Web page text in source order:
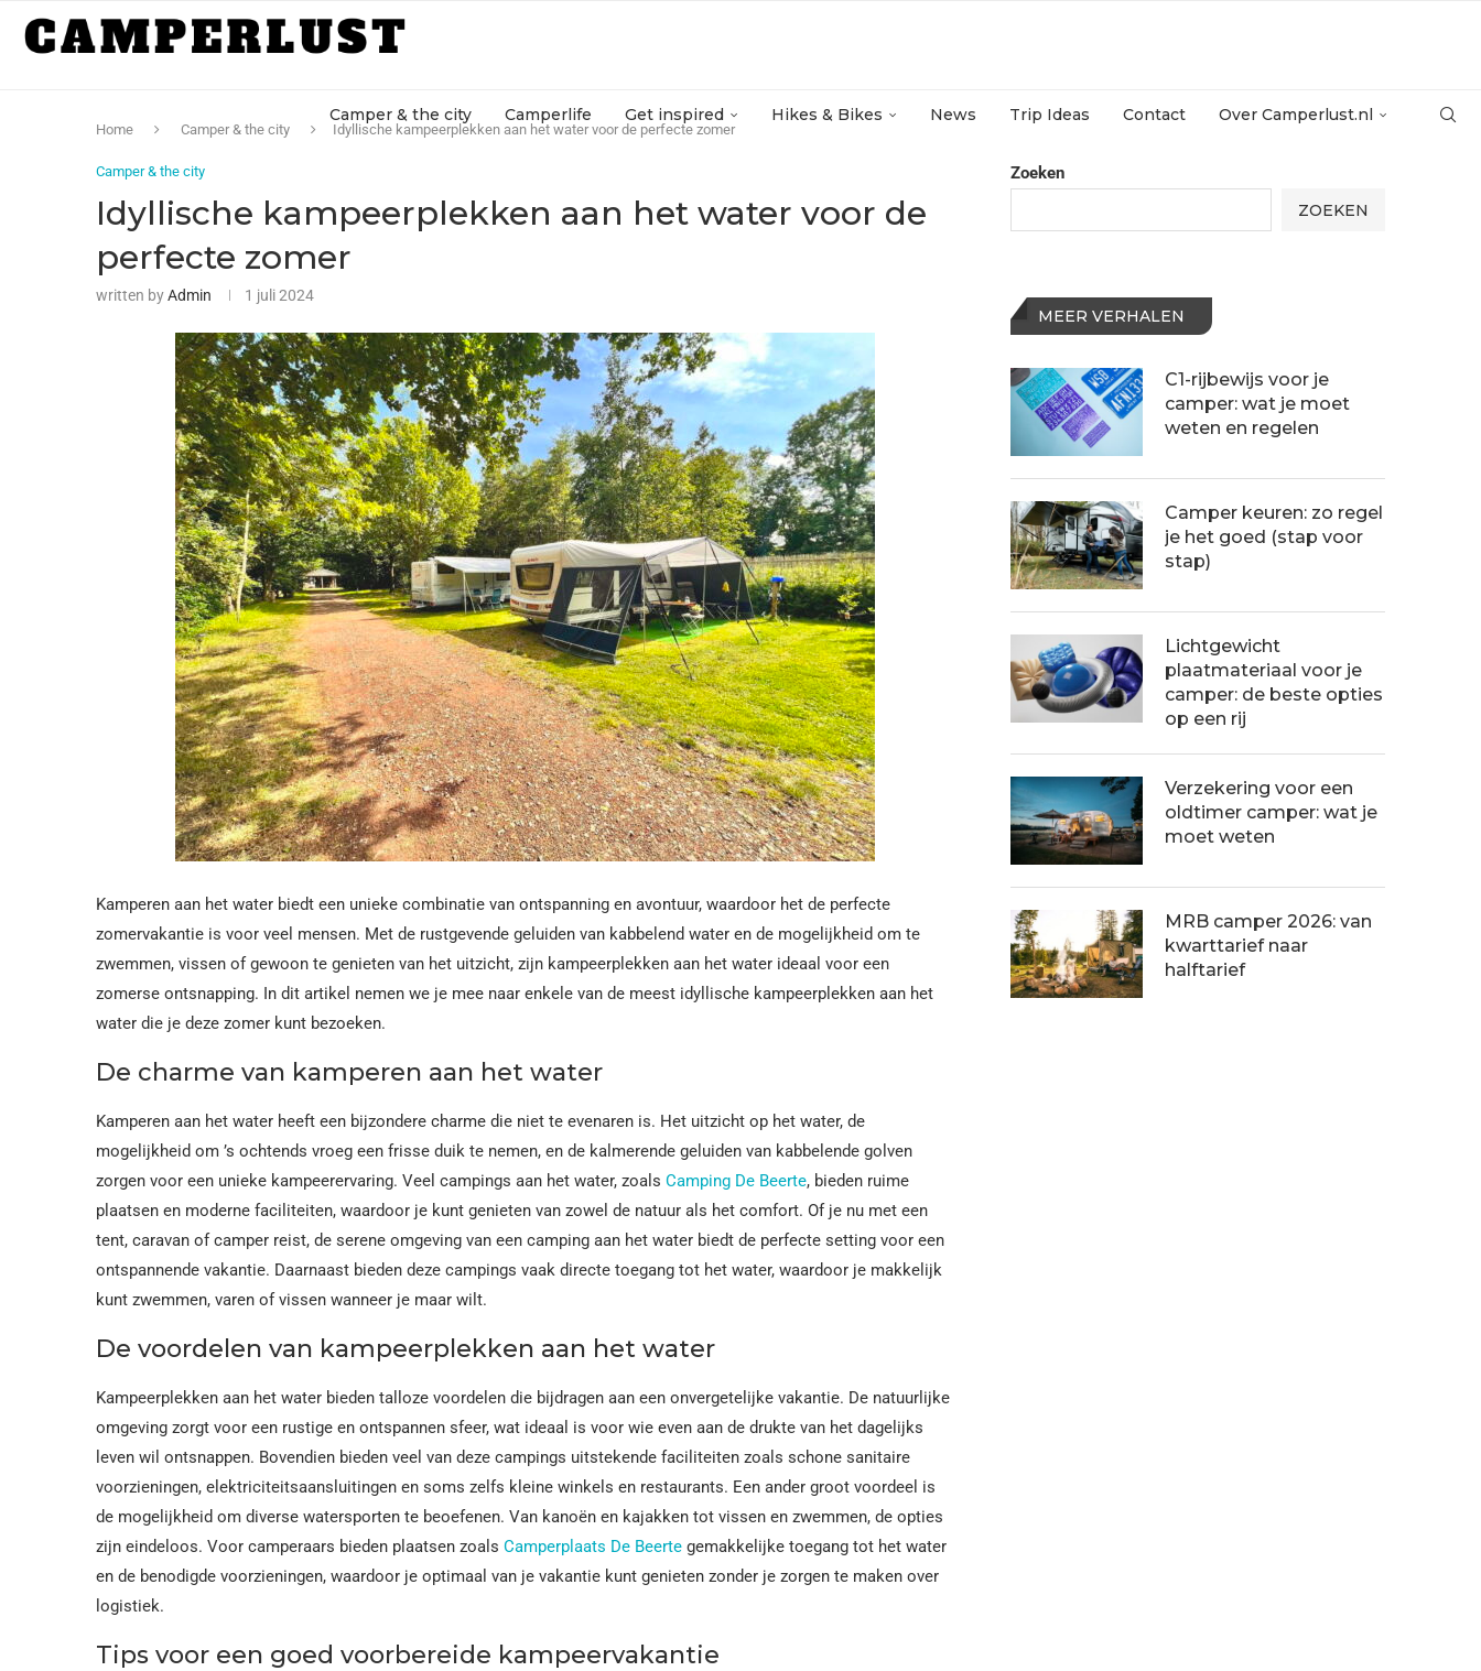
Camper & the city Camperlife Get inspired Hikes & Bikes News Trip Ideas Contact Over Camperlust.nl
Home Camper & the city Idyllische kampeerplekken aan het water voor de perfecte zomer
Camper & the city
Idyllische kampeerplekken aan het water voor de
perfecte zomer
written byAdmin 1 juli 2024
Kamperen aan het water biedt een unieke combinatie van ontspanning en avontuur, waardoor het de perfecte
zomervakantie is voor veel mensen. Met de rustgevende geluiden van kabbelend water en de mogelijkheid om te
zwemmen, vissen of gewoon te genieten van het uitzicht, zijn kampeerplekken aan het water ideaal voor een
zomerse ontsnapping. In dit artikel nemen we je mee naar enkele van de meest idyllische kampeerplekken aan het
water die je deze zomer kunt bezoeken.
De charme van kamperen aan het water
Kamperen aan het water heeft een bijzondere charme die niet te evenaren is. Het uitzicht op het water, de
mogelijkheid om ’s ochtends vroeg een frisse duik te nemen, en de kalmerende geluiden van kabbelende golven
zorgen voor een unieke kampeerervaring. Veel campings aan het water, zoals Camping De Beerte, bieden ruime
plaatsen en moderne faciliteiten, waardoor je kunt genieten van zowel de natuur als het comfort. Of je nu met een
tent, caravan of camper reist, de serene omgeving van een camping aan het water biedt de perfecte setting voor een
ontspannende vakantie. Daarnaast bieden deze campings vaak directe toegang tot het water, waardoor je makkelijk
kunt zwemmen, varen of vissen wanneer je maar wilt.
De voordelen van kampeerplekken aan het water
Kampeerplekken aan het water bieden talloze voordelen die bijdragen aan een onvergetelijke vakantie. De natuurlijke
omgeving zorgt voor een rustige en ontspannen sfeer, wat ideaal is voor wie even aan de drukte van het dagelijks
leven wil ontsnappen. Bovendien bieden veel van deze campings uitstekende faciliteiten zoals schone sanitaire
voorzieningen, elektriciteitsaansluitingen en soms zelfs kleine winkels en restaurants. Een ander groot voordeel is
de mogelijkheid om diverse watersporten te beoefenen. Van kanoën en kajakken tot vissen en zwemmen, de opties
zijn eindeloos. Voor camperaars bieden plaatsen zoals Camperplaats De Beerte gemakkelijke toegang tot het water
en de benodigde voorzieningen, waardoor je optimaal van je vakantie kunt genieten zonder je zorgen te maken over
logistiek.
Tips voor een goed voorbereide kampeervakantie
Zoeken
ZOEKEN
MEER VERHALEN
C1-rijbewijs voor je
camper: wat je moet
weten en regelen
Camper keuren: zo regel
je het goed (stap voor
stap)
Lichtgewicht
plaatmateriaal voor je
camper: de beste opties
op een rij
Verzekering voor een
oldtimer camper: wat je
moet weten
MRB camper 2026: van
kwarttarief naar
halftarief